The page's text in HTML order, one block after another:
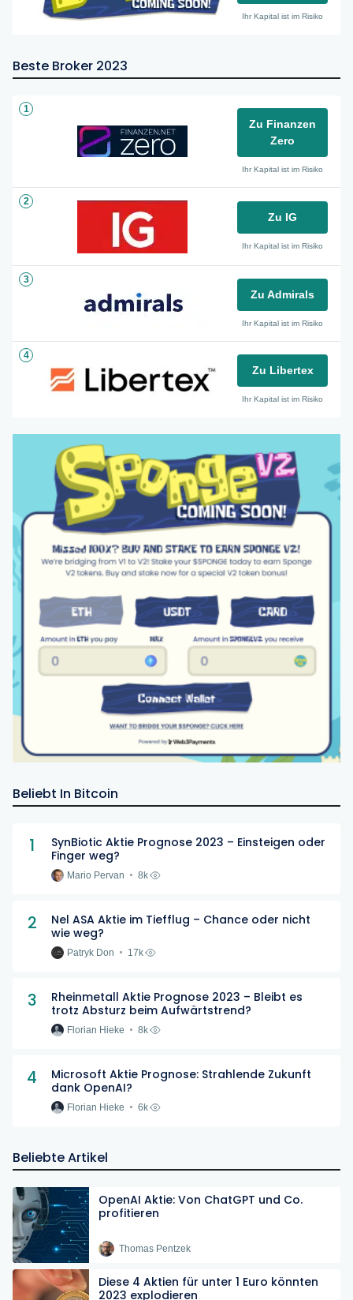
Ihr Kapital ist im Risiko
Beste Broker 2023
1
Zu Finanzen
Zero
Ihr Kapital ist im Risiko
2
Zu IG
Ihr Kapital ist im Risiko
3
Zu Admirals
Ihr Kapital ist im Risiko
4
Zu Libertex
Ihr Kapital ist im Risiko
Beliebt In Bitcoin
1
SynBiotic Aktie Prognose 2023 – Einsteigen oder
Finger weg?
Mario Pervan 8k
2
Nel ASA Aktie im Tiefflug – Chance oder nicht
wie weg?
Patryk Don 17k
3
Rheinmetall Aktie Prognose 2023 – Bleibt es
trotz Absturz beim Aufwärtstrend?
Florian Hieke 8k
4
Microsoft Aktie Prognose: Strahlende Zukunft
dank OpenAI?
Florian Hieke 6k
Beliebte Artikel
OpenAI Aktie: Von ChatGPT und Co.
profitieren
Thomas Pentzek
Diese 4 Aktien für unter 1 Euro könnten
2023 explodieren